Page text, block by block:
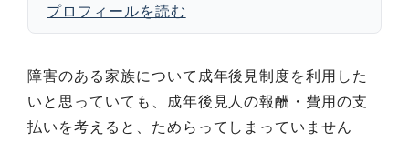
プロフィールを読む
障害のある家族について成年後見制度を利用した
いと思っていても、成年後見人の報酬・費用の支
払いを考えると、ためらってしまっていません